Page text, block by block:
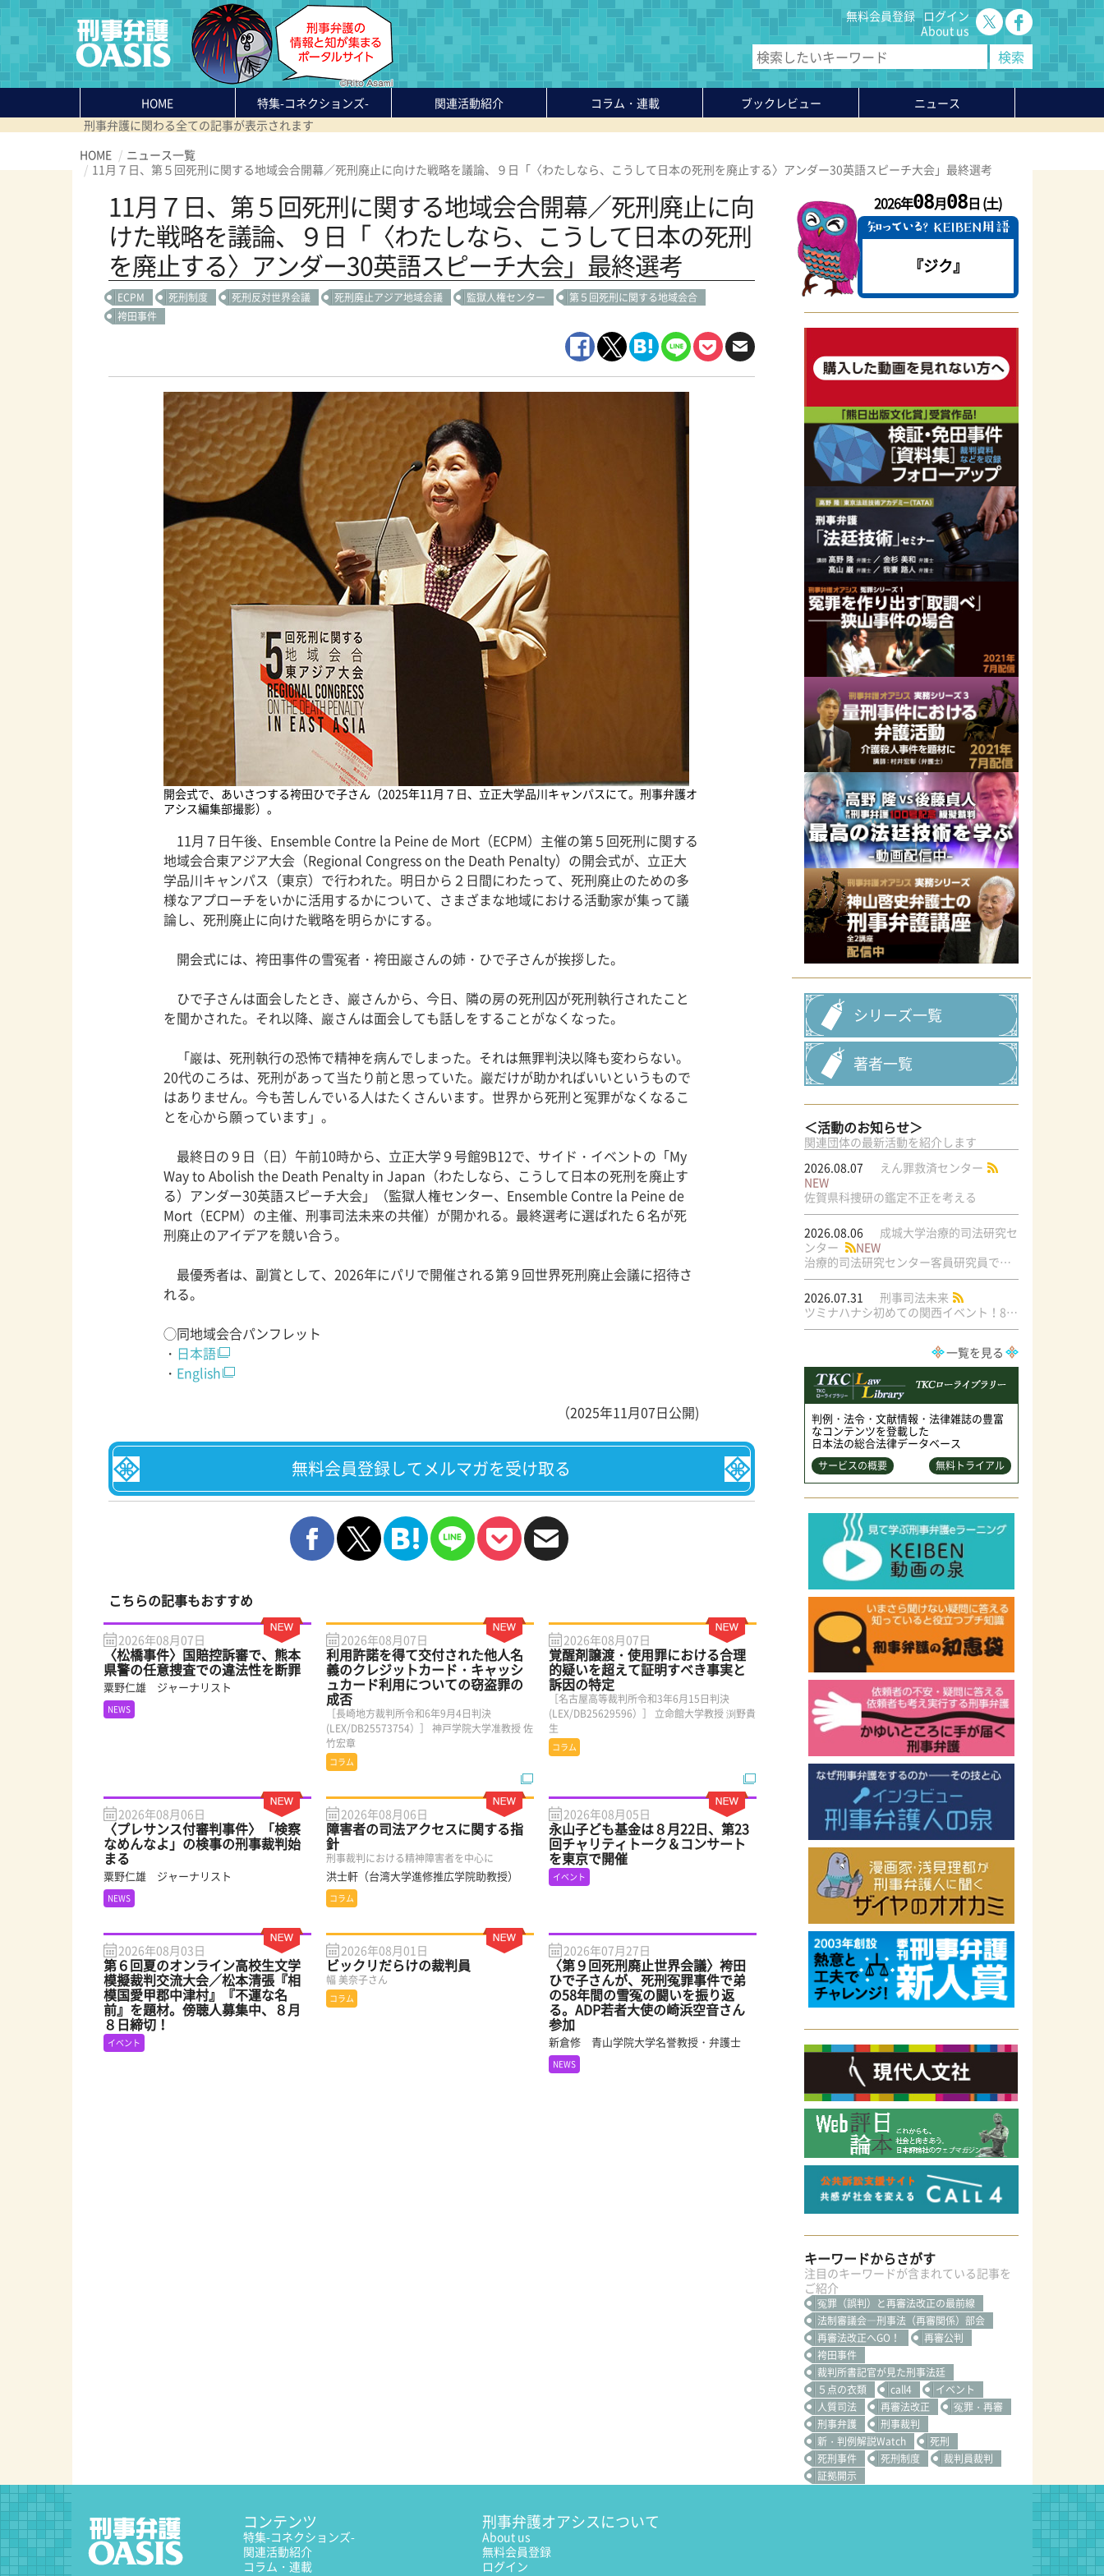
無料会員登録 ログイン
About us
HOME 特集-コネクションズ- 関連活動紹介 コラム・連載 ブックレビュー
ニュース
刑事弁護に関わる全ての記事が表示されます
HOME
ニュース一覧
11月７日、第５回死刑に関する地域会合開幕／死刑廃止に向けた戦略を議論、９日「〈わたしなら、こうして日本の死刑を廃止する〉アンダー30英語スピーチ大会」最終選考
11月７日、第５回死刑に関する地域会合開幕／死刑廃止に向
けた戦略を議論、９日「〈わたしなら、こうして日本の死刑
を廃止する〉アンダー30英語スピーチ大会」最終選考
ECPM 死刑制度 死刑反対世界会議 死刑廃止アジア地域会議 監獄人権センター
第５回死刑に関する地域会合
袴田事件
開会式で、あいさつする袴田ひで子さん（2025年11月７日、立正大学品川キャンパスにて。刑事弁護オ
アシス編集部撮影）。
11月７日午後、Ensemble Contre la Peine de Mort（ECPM）主催の第５回死刑に関する
地域会合東アジア大会（Regional Congress on the Death Penalty）の開会式が、立正大
学品川キャンパス（東京）で行われた。明日から２日間にわたって、死刑廃止のための多
様なアプローチをいかに活用するかについて、さまざまな地域における活動家が集って議
論し、死刑廃止に向けた戦略を明らかにする。
開会式には、袴田事件の雪冤者・袴田巖さんの姉・ひで子さんが挨拶した。
ひで子さんは面会したとき、巖さんから、今日、隣の房の死刑囚が死刑執行されたこと
を聞かされた。それ以降、巖さんは面会しても話しをすることがなくなった。
「巖は、死刑執行の恐怖で精神を病んでしまった。それは無罪判決以降も変わらない。
20代のころは、死刑があって当たり前と思っていた。巖だけが助かればいいというもので
はありません。今も苦しんでいる人はたくさんいます。世界から死刑と冤罪がなくなるこ
とを心から願っています」。
最終日の９日（日）午前10時から、立正大学９号館9B12で、サイド・イベントの「My
Way to Abolish the Death Penalty in Japan（わたしなら、こうして日本の死刑を廃止す
る）アンダー30英語スピーチ大会」（監獄人権センター、Ensemble Contre la Peine de
Mort（ECPM）の主催、刑事司法未来の共催）が開かれる。最終選考に選ばれた６名が死
刑廃止のアイデアを競い合う。
最優秀者は、副賞として、2026年にパリで開催される第９回世界死刑廃止会議に招待さ
れる。
◯同地域会合パンフレット
・ 日本語
・ English
（2025年11月07日公開)
無料会員登録してメルマガを受け取る
こちらの記事もおすすめ
2026年08月07日
〈松橋事件〉国賠控訴審で、熊本
県警の任意捜査での違法性を断罪
粟野仁雄 ジャーナリスト
NEWS
2026年08月07日
利用許諾を得て交付された他人名
義のクレジットカード・キャッシ
ュカード利用についての窃盗罪の
成否
［長崎地方裁判所令和6年9月4日判決
(LEX/DB25573754）］ 神戸学院大学准教授 佐
竹宏章
コラム
2026年08月07日
覚醒剤譲渡・使用罪における合理
的疑いを超えて証明すべき事実と
訴因の特定
［名古屋高等裁判所令和3年6月15日判決
(LEX/DB25629596）］ 立命館大学教授 渕野貴
生
コラム
2026年08月06日
〈プレサンス付審判事件〉「検察
なめんなよ」の検事の刑事裁判始
まる
粟野仁雄 ジャーナリスト
NEWS
2026年08月06日
障害者の司法アクセスに関する指
針
刑事裁判における精神障害者を中心に
洪士軒（台湾大学進修推広学院助教授）
コラム
2026年08月05日
永山子ども基金は８月22日、第23
回チャリティトーク＆コンサート
を東京で開催
イベント
2026年08月03日
第６回夏のオンライン高校生文学
模擬裁判交流大会／松本清張『相
模国愛甲郡中津村』『不運な名
前』を題材。傍聴人募集中、８月
８日締切！
イベント
2026年08月01日
ビックリだらけの裁判員
幅 美奈子さん
コラム
2026年07月27日
〈第９回死刑廃止世界会議〉袴田
ひで子さんが、死刑冤罪事件で弟
の58年間の雪冤の闘いを振り返
る。ADP若者大使の崎浜空音さん
参加
新倉修 青山学院大学名誉教授・弁護士
NEWS
2026年08月08日 (土)
『ジク』
シリーズ一覧
著者一覧
＜活動のお知らせ＞
関連団体の最新活動を紹介します
2026.08.07
えん罪救済センター
NEW
佐賀県科捜研の鑑定不正を考える
2026.08.06
成城大学治療的司法研究セ
ンター
NEW
治療的司法研究センター客員研究員で元・弁護士の菅原直美氏の論文が公刊されました
2026.07.31
刑事司法未来
ツミナハナシ初めての関西イベント！8/17（月）＠梅田ラテラル
一覧を見る
判例・法令・文献情報・法律雑誌の豊富
なコンテンツを登載した
日本法の総合法律データベース
サービスの概要 無料トライアル
キーワードからさがす
注目のキーワードが含まれている記事を
ご紹介
冤罪（誤判）と再審法改正の最前線
法制審議会―刑事法（再審関係）部会
再審法改正へGO！
再審公判
袴田事件
裁判所書記官が見た刑事法廷
５点の衣類
call4
イベント
人質司法
再審法改正
冤罪・再審
刑事弁護
刑事裁判
新・判例解説Watch
死刑
死刑事件
死刑制度
裁判員裁判
証拠開示
コンテンツ
特集-コネクションズ-
関連活動紹介
コラム・連載
刑事弁護オアシスについて
About us
無料会員登録
ログイン